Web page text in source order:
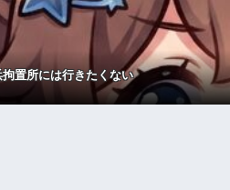
置所には行きたくない